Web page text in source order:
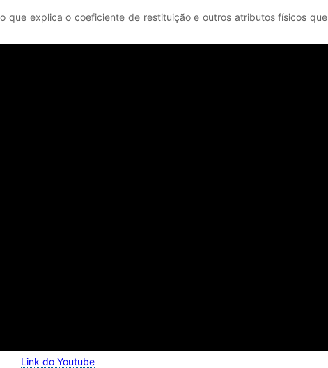
que explica o coeficiente de restituição e outros atributos físicos que
Link do Youtube